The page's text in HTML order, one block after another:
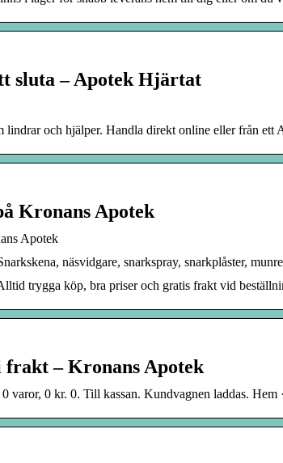
sluta – Apotek Hjärtat
och hjälper. Handla direkt online eller från ett
Kronans Apotek
Apotek
näsvidgare, snarkspray, snarkplåster,
trygga köp, bra priser och gratis frakt vid
frakt – Kronans Apotek
varor, 0 kr. 0. Till kassan. Kundvagnen laddas.